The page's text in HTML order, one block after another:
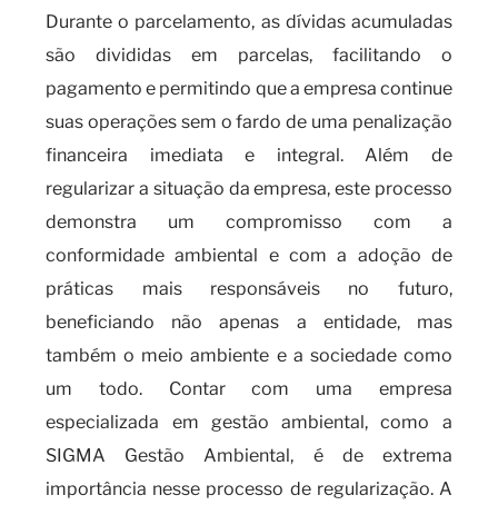
Durante o parcelamento, as dívidas acumuladas
são divididas em parcelas, facilitando o
pagamento e permitindo que a empresa continue
suas operações sem o fardo de uma penalização
financeira imediata e integral. Além de
regularizar a situação da empresa, este processo
demonstra um compromisso com a
conformidade ambiental e com a adoção de
práticas mais responsáveis no futuro,
beneficiando não apenas a entidade, mas
também o meio ambiente e a sociedade como
um todo. Contar com uma empresa
especializada em gestão ambiental, como a
SIGMA Gestão Ambiental, é de extrema
importância nesse processo de regularização. A